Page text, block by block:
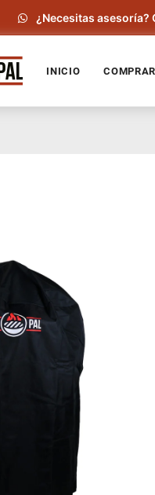
¿Necesitas
INICIO COMPRAR